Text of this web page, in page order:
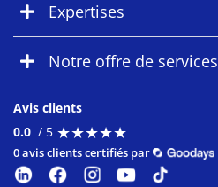
Expertises
Notre offre de services
Avis clients
0.0 / 5 ★★★★★
★★★★★
0 avis clients certifiés par